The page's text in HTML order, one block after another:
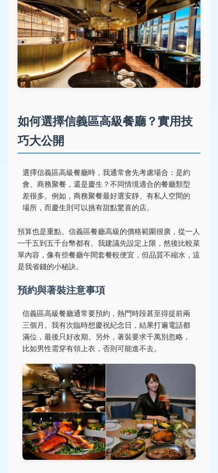
如何選擇信義區高級餐廳？實用技
巧大公開
選擇信義區高級餐廳時，我通常會先考慮場合：是約
會、商務聚餐，還是慶生？不同情境適合的餐廳類型
差很多。例如，商務聚餐最好選安靜、有私人空間的
場所，而慶生則可以挑有甜點驚喜的店。
預算也是重點。信義區餐廳高級的價格範圍很廣，從一人
一千五到五千台幣都有。我建議先設定上限，然後比較菜
單內容，像有些餐廳午間套餐較便宜，但品質不縮水，這
是我省錢的小秘訣。
預約與著裝注意事項
信義區高級餐廳通常要預約，熱門時段甚至得提前兩
三個月。我有次臨時想慶祝紀念日，結果打遍電話都
滿位，最後只好改期。另外，著裝要求千萬別忽略，
比如男性需穿有領上衣，否則可能進不去。